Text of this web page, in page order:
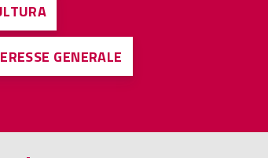
GENERALE